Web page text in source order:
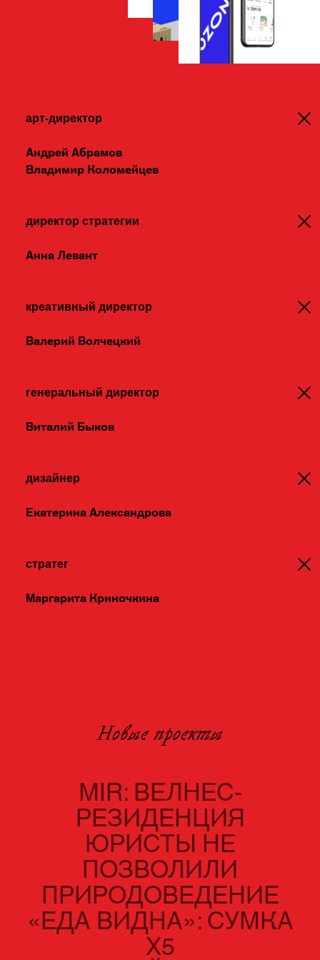
Это настроение развивается и в новой
фирменной графике: она построена
цветовых пятен. Она такая же
открытая, прямолинейная и бодрая,
как сам бренд.
арт-директор
Андрей Абрамов
Владимир Коломейцев
директор стратегии
Анна Левант
креативный директор
Валерий Волчецкий
генеральный директор
Виталий Быков
дизайнер
Екатерина Александрова
стратег
Маргарита Криночкина
Новые проекты
MIR: ВЕЛНЕС-
РЕЗИДЕНЦИЯ
ЮРИСТЫ НЕ
ПОЗВОЛИЛИ
ПРИРОДОВЕДЕНИЕ
«ЕДА ВИДНА»: СУМКА
Х5